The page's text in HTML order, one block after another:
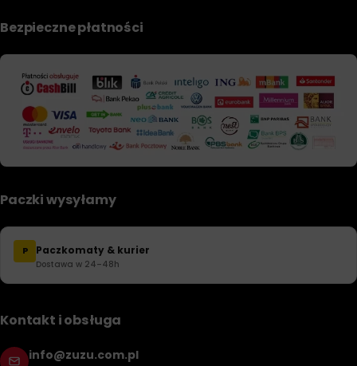
Bezpieczne płatności
Paczki wysyłamy
P Paczkomaty & kurier
Dostawa w 24–48h
Kontakt i obsługa
info@zuzu.com.pl